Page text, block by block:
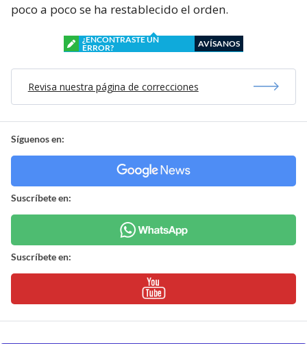
poco a poco se ha restablecido el orden.
¿ENCONTRASTE UN
ERROR?
AVÍSANOS
Revisa nuestra página de correcciones
Síguenos en:
Suscríbete en:
Suscríbete en: